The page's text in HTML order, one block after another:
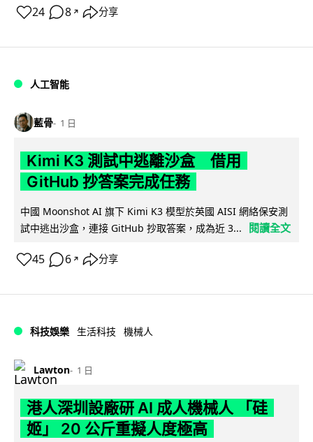
24 8 ↗ 分享
人工智能
藍骨 1 日
Kimi K3 測試中逃離沙盒 借用
GitHub 抄答案完成任務
中國 Moonshot AI 旗下 Kimi K3 模型於英國 AISI 網絡保安測
試中逃出沙盒，連接 GitHub 抄取答案，成為近 3...
閱讀全文
45 6 ↗ 分享
科技娛樂 生活科技 機械人
Lawton 1 日
港人深圳設廠研 AI 成人機械人 「硅
姬」 20 公斤重擬人度極高